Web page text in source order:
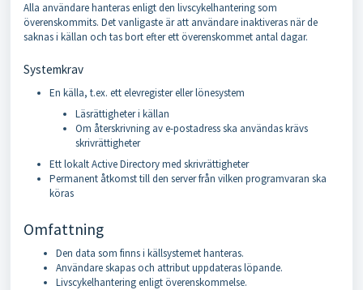
Alla användare hanteras enligt den livscykelhantering som
överenskommits. Det vanligaste är att användare inaktiveras när de
saknas i källan och tas bort efter ett överenskommet antal dagar.
Systemkrav
En källa, t.ex. ett elevregister eller lönesystem
Läsrättigheter i källan
Om återskrivning av e-postadress ska användas krävs
skrivrättigheter
Ett lokalt Active Directory med skrivrättigheter
Permanent åtkomst till den server från vilken programvaran ska
köras
Omfattning
Den data som finns i källsystemet hanteras.
Användare skapas och attribut uppdateras löpande.
Livscykelhantering enligt överenskommelse.